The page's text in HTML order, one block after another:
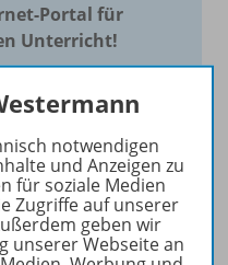
Portal für
Unterricht!
einen Service, um
aktuell und
gestalten. Jede
bis vier
mit
Archiv.
notwendigen
und Anzeigen zu
für soziale Medien
Zugriffe auf unserer
geben wir
unserer Webseite an